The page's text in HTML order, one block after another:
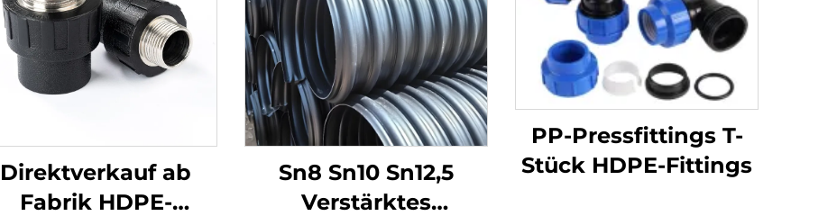
Direktverkauf ab
Fabrik HDPE-
Sn8 Sn10 Sn12,5
Verstärktes
PP-Pressfittings T-
Stück HDPE-Fittings